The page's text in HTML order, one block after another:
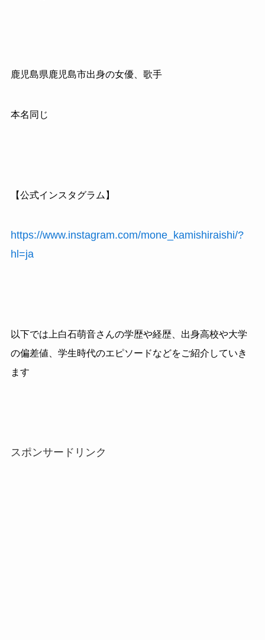
鹿児島県鹿児島市出身の女優、歌手
本名同じ
【公式インスタグラム】
https://www.instagram.com/mone_kamishiraishi/?
hl=ja
以下では上白石萌音さんの学歴や経歴、出身高校や大学
の偏差値、学生時代のエピソードなどをご紹介していき
ます
スポンサードリンク